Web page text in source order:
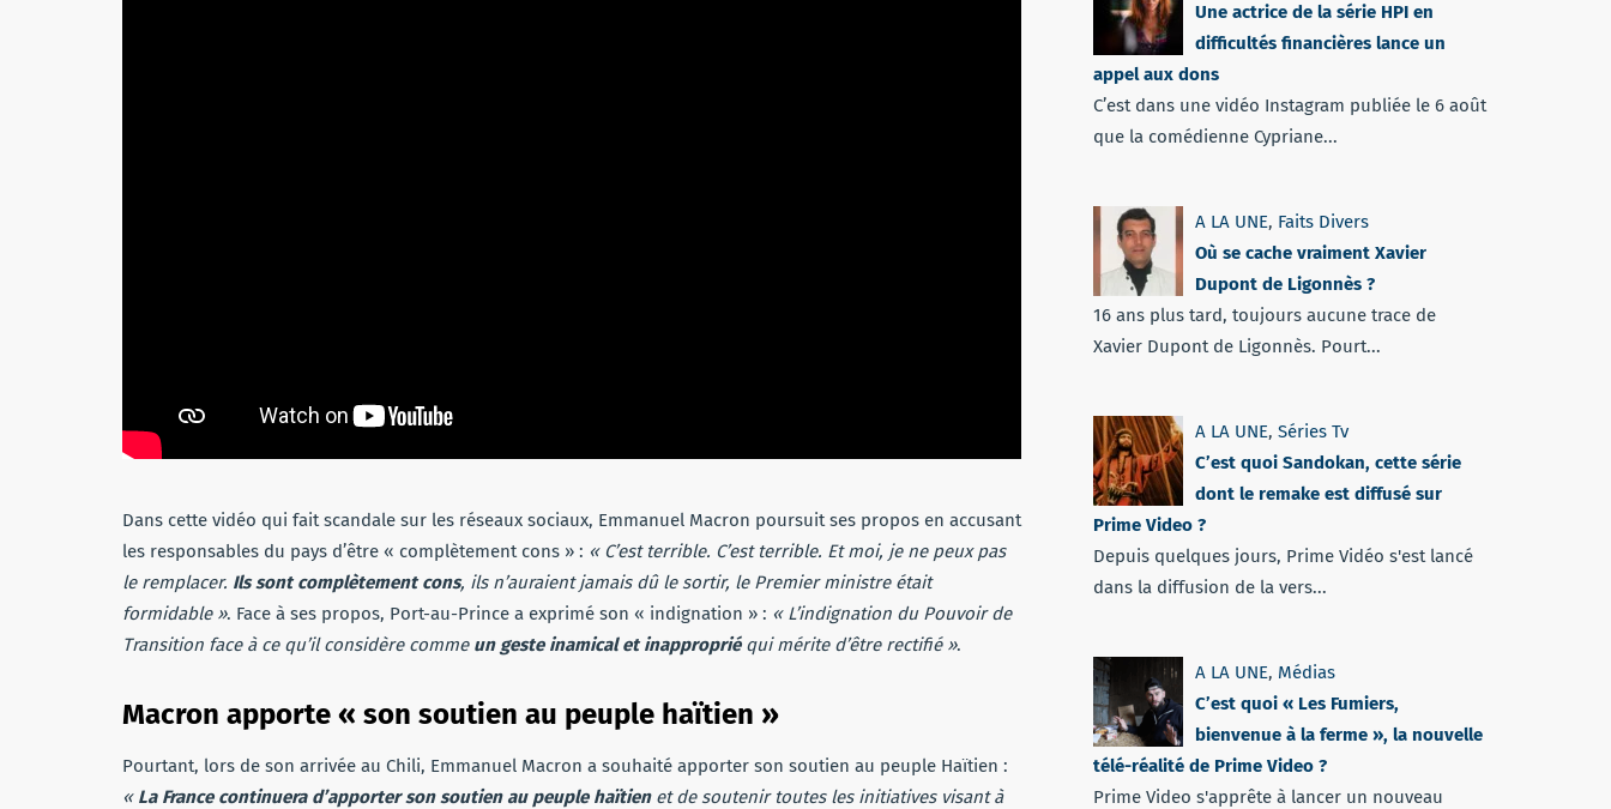
Dans cette vidéo qui fait scandale sur les réseaux sociaux, Emmanuel Macron poursuit ses propos en accusant
les responsables du pays d’être « complètement cons » : « C’est terrible. C’est terrible. Et moi, je ne peux pas
le remplacer. Ils sont complètement cons, ils n’auraient jamais dû le sortir, le Premier ministre était
formidable ». Face à ses propos, Port-au-Prince a exprimé son « indignation » : « L’indignation du Pouvoir de
Transition face à ce qu’il considère commeun geste inamical et inappropriéqui mérite d’être rectifié ».
Macron apporte « son soutien au peuple haïtien »
Pourtant, lors de son arrivée au Chili, Emmanuel Macron a souhaité apporter son soutien au peuple Haïtien :
« La France continuera d’apporter son soutien au peuple haïtien et de soutenir toutes les initiatives visant à
Une actrice de la série HPI en
difficultés financières lance un
appel aux dons
C’est dans une vidéo Instagram publiée le 6 août
que la comédienne Cypriane...
A LA UNE, Faits Divers
Où se cache vraiment Xavier
Dupont de Ligonnès ?
16 ans plus tard, toujours aucune trace de
Xavier Dupont de Ligonnès. Pourt...
A LA UNE, Séries Tv
C’est quoi Sandokan, cette série
dont le remake est diffusé sur
Prime Video ?
Depuis quelques jours, Prime Vidéo s'est lancé
dans la diffusion de la vers...
A LA UNE, Médias
C’est quoi « Les Fumiers,
bienvenue à la ferme », la nouvelle
télé-réalité de Prime Video ?
Prime Video s'apprête à lancer un nouveau